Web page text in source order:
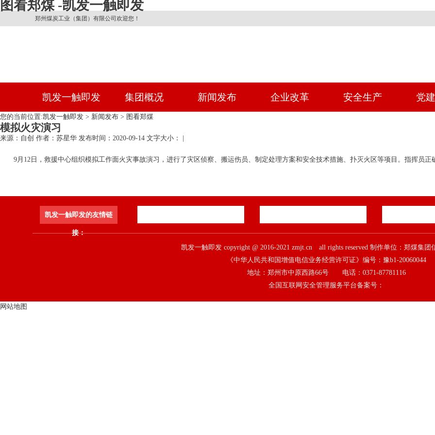
图看郑煤 -凯发一触即发
郑州煤炭工业（集团）有限公司欢迎您！
凯发一触即发 集团概况 新闻发布 企业改革 安全生产 党
您的当前位置:凯发一触即发 > 新闻发布 > 图看郑煤
模拟火灾演习
来源：自创 作者：苏星华 发布时间：2020-09-14 文字大小： |
9月12日，救援中心组织模拟工作面火灾事故演习，进行了灾区侦察、搬运伤员、制定处理方案和安全技术措施、扑灭火区等项目。指挥员正
凯发一触即发的友情链
接：
凯发一触即发 copyright @ 2016-2021 zmjt.cn all rights reserved 制作单位：郑煤集团
《中华人民共和国增值电信业务经营许可证》编号：豫b1-20060044
地址：郑州市中原西路66号 电话：0371-87781116
全国互联网安全管理服务平台备案号：
网站地图